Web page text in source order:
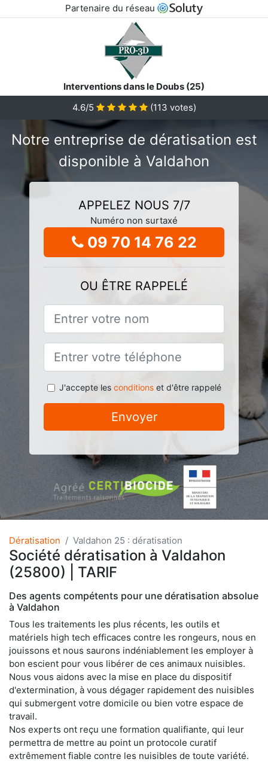
Partenaire du réseau
Interventions dans le Doubs (25)
4.6/5
(113 votes)
Notre entreprise de dératisation est
disponible à Valdahon
APPELEZ NOUS 7/7
Numéro non surtaxé
09 70 14 76 22
OU ÊTRE RAPPELÉ
J'accepte les conditionset d'être rappelé
Envoyer
Dératisation Valdahon 25 : dératisation
Société dératisation à Valdahon
(25800) | TARIF
Des agents compétents pour une dératisation absolue
à Valdahon
Tous les traitements les plus récents, les outils et
matériels high tech efficaces contre les rongeurs, nous en
jouissons et nous saurons indéniablement les employer à
bon escient pour vous libérer de ces animaux nuisibles.
Nous vous aidons avec la mise en place du dispositif
d'extermination, à vous dégager rapidement des nuisibles
qui submergent votre domicile ou bien votre espace de
travail.
Nos experts ont reçu une formation qualifiante, qui leur
permettra de mettre au point un protocole curatif
extrêmement fiable contre les nuisibles de toute variété.